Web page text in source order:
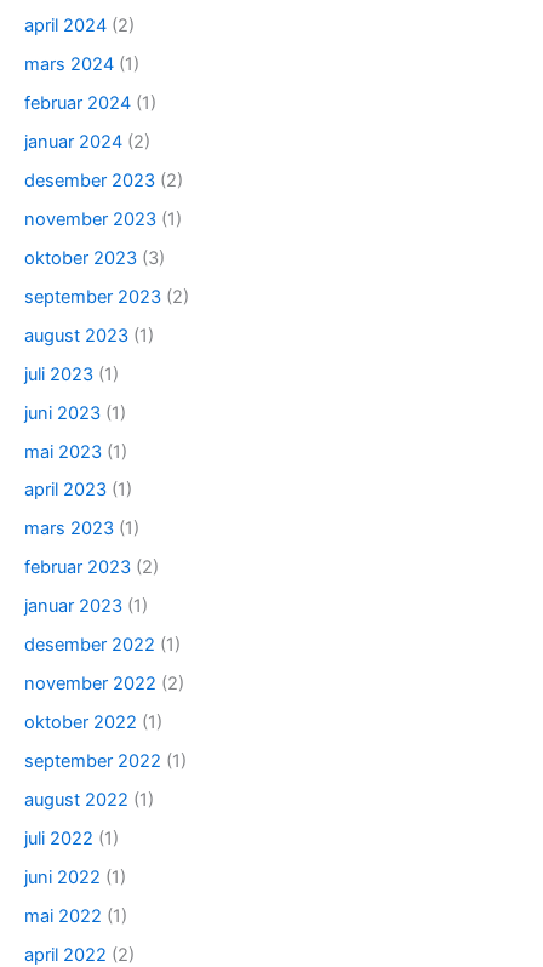
april 2024 (2)
mars 2024 (1)
februar 2024 (1)
januar 2024 (2)
desember 2023 (2)
november 2023 (1)
oktober 2023 (3)
september 2023 (2)
august 2023 (1)
juli 2023 (1)
juni 2023 (1)
mai 2023 (1)
april 2023 (1)
mars 2023 (1)
februar 2023 (2)
januar 2023 (1)
desember 2022 (1)
november 2022 (2)
oktober 2022 (1)
september 2022 (1)
august 2022 (1)
juli 2022 (1)
juni 2022 (1)
mai 2022 (1)
april 2022 (2)